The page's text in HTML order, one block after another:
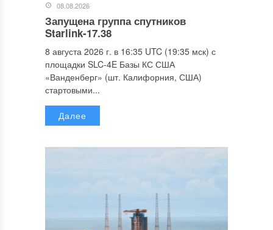
08.08.2026
Запущена группа спутников
Starlink-17.38
8 августа 2026 г. в 16:35 UTC (19:35 мск) с
площадки SLC-4E Базы КС США
«Ванденберг» (шт. Калифорния, США)
стартовыми...
Далее